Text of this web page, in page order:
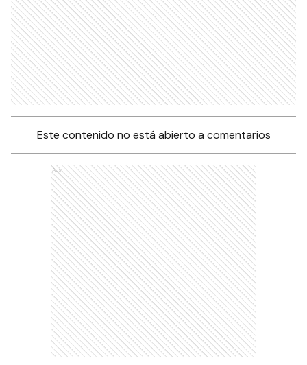
Este contenido no está abierto a comentarios
Ads